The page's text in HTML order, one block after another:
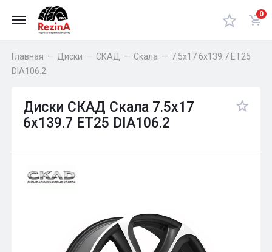
0
Главная — Диски — СКАД — Скала — 7.5x17 6x139.7 ET25
DIA106.2
Диски СКАД Скала 7.5x17
6x139.7 ET25 DIA106.2